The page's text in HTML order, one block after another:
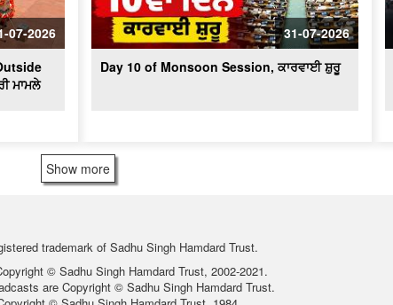
07-2026
ਮਾਮਲੇ
31-07-2026
Day 10 of Monsoon Session, ਕਾਰਵਾਈ ਸ਼ੁਰੂ
Show more
trademark of Sadhu Singh Hamdard Trust.
© Sadhu Singh Hamdard Trust, 2002-2021.
are Copyright © Sadhu Singh Hamdard Trust.